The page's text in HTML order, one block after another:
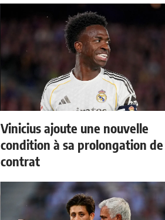
Vinicius ajoute une nouvelle
condition à sa prolongation de
contrat